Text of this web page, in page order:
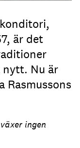
är det
nytt. Nu är
Rasmussons
ingen